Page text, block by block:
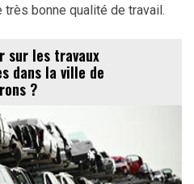
bonne qualité de travail.
sur les travaux
dans la ville de
?